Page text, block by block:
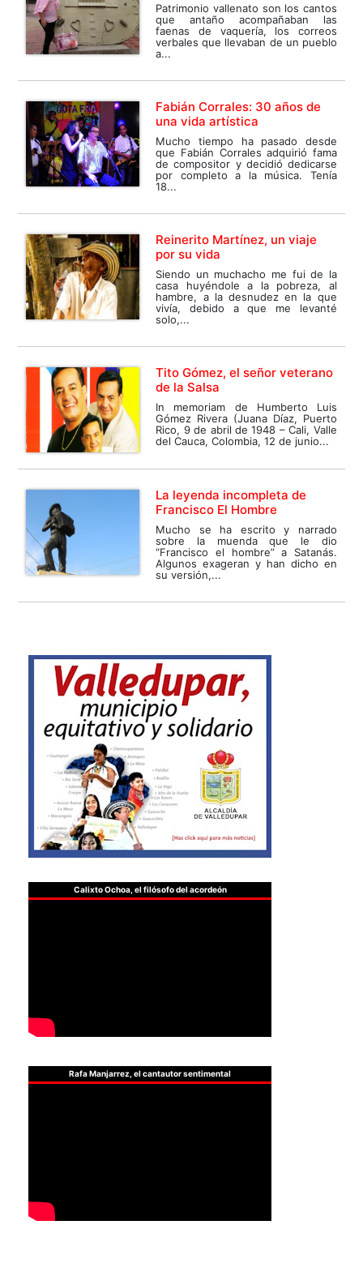
Patrimonio vallenato son los cantos
que antaño acompañaban las
faenas de vaquería, los correos
verbales que llevaban de un pueblo
a...
Fabián Corrales: 30 años de
una vida artística
Mucho tiempo ha pasado desde
que Fabián Corrales adquirió fama
de compositor y decidió dedicarse
por completo a la música. Tenía
18...
Reinerito Martínez, un viaje
por su vida
Siendo un muchacho me fui de la
casa huyéndole a la pobreza, al
hambre, a la desnudez en la que
vivía, debido a que me levanté
solo,...
Tito Gómez, el señor veterano
de la Salsa
In memoriam de Humberto Luis
Gómez Rivera (Juana Díaz, Puerto
Rico, 9 de abril de 1948 – Cali, Valle
del Cauca, Colombia, 12 de junio...
La leyenda incompleta de
Francisco El Hombre
Mucho se ha escrito y narrado
sobre la muenda que le dio
“Francisco el hombre” a Satanás.
Algunos exageran y han dicho en
su versión,...
Calixto Ochoa, el filósofo del acordeón
Rafa Manjarrez, el cantautor sentimental